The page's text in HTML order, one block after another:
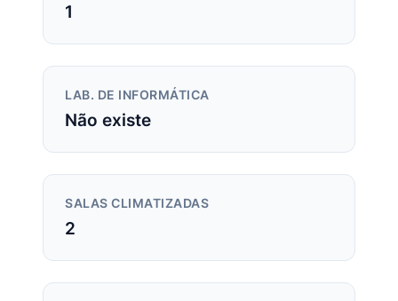
1
LAB. DE INFORMÁTICA
Não existe
SALAS CLIMATIZADAS
2